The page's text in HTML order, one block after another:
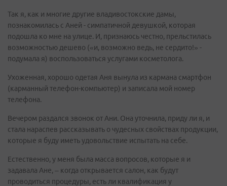
Так я, как и многие другие владивостокские дамы,
познакомилась с Аней - симпатичной девушкой, которая
подошла ко мне на улице. И, признаюсь честно, прельстилась
возможностью дешево («и, возможно ведь, не сердито!» -
подумала я) воспользоваться услугами косметолога.
Ухоженная, хорошо одетая Аня вынула из кармана смартфон
(карманный телефон-компьютер) и записала мой номер
телефона.
Вечером раздался звонок от Ани. Она уточнила, приду ли я, и
стала нараспев рассказывать о чудесных свойствах продукции,
которые я буду иметь удовольствие испытать на себе.
Естественно, у меня была масса вопросов, которые я и
задавала Ане, – когда открывается салон, как будут
проводиться процедуры, есть ли квалификация у